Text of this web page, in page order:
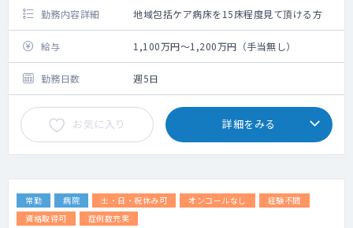
勤務内容詳細 地域包括ケア病床を15床程度見て頂ける方
給与 1,100万円～1,200万円（手当無し）
勤務日数 週5日
お気に入り 詳細をみる
常勤 病院 土・日・祝休み可 オンコールなし
経験不問
資格取得可
症例数充実